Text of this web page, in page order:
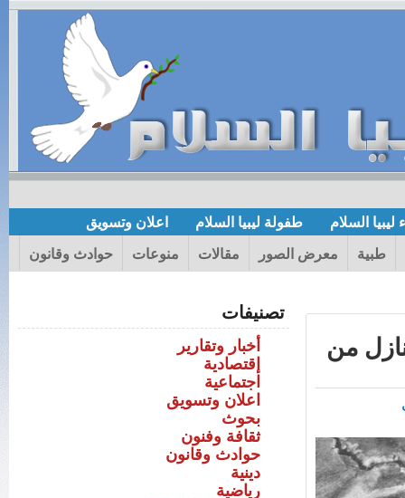
ليبيا السلام طفولة ليبيا السلام اعلان وتسويق
طبية معرض الصور مقالات منوعات حوادث وقانون
تصنيفات
أخبار وتقارير
إقتصادية
اجتماعية
اعلان وتسويق
بحوث
ثقافة وفنون
حوادث وقانون
دينية
رياضية
من